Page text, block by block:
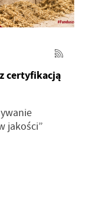
certyfikacją
jakości”